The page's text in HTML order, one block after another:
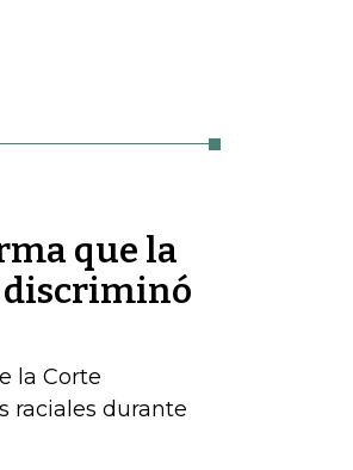
que la
discriminó
la Corte
raciales durante